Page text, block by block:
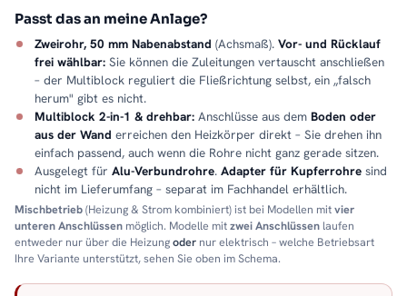
Passt das an meine Anlage?
Zweirohr, 50 mm Nabenabstand (Achsmaß). Vor- und Rücklauf
frei wählbar: Sie können die Zuleitungen vertauscht anschließen
– der Multiblock reguliert die Fließrichtung selbst, ein „falsch
herum" gibt es nicht.
Multiblock 2-in-1 & drehbar: Anschlüsse aus dem Boden oder
aus der Wand erreichen den Heizkörper direkt – Sie drehen ihn
einfach passend, auch wenn die Rohre nicht ganz gerade sitzen.
Ausgelegt für Alu-Verbundrohre. Adapter für Kupferrohre sind
nicht im Lieferumfang – separat im Fachhandel erhältlich.
Mischbetrieb(Heizung & Strom kombiniert) ist bei Modellen mitvier
unteren Anschlüssen möglich. Modelle mitzwei Anschlüssen laufen
entweder nur über die Heizungoder nur elektrisch – welche Betriebsart
Ihre Variante unterstützt, sehen Sie oben im Schema.